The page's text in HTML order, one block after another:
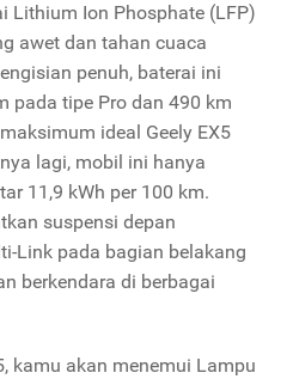
Lithium Ion Phosphate (LFP)
awet dan tahan cuaca
penuh, baterai ini
pada tipe Pro dan 490 km
ideal Geely EX5
lagi, mobil ini hanya
11,9 kWh per 100 km.
suspensi depan
Link pada bagian belakang
berkendara di berbagai
kamu akan menemui Lampu